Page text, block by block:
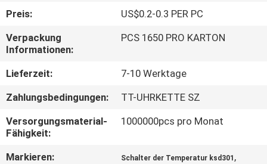
FABRIK
TOUR
QUALITÄTSKONTROLLE
KONTAKT
NACHRICHTEN
Preis:
US$0.2-0.3 PER PC
Verpackung
Informationen:
PCS 1650 PRO KARTON
Lieferzeit:
7-10 Werktage
Zahlungsbedingungen:
TT-UHRKETTE SZ
Versorgungsmaterial-
Fähigkeit:
1000000pcs pro Monat
Markieren: Schalter der Temperatur ksd301 ,